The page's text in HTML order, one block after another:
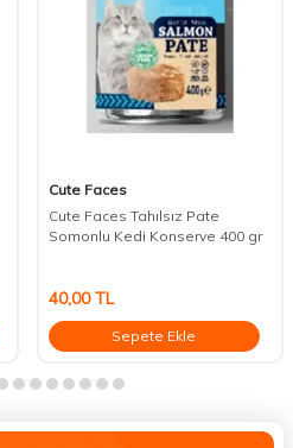
Cute Faces
Cute Faces Tahılsız Pate
Somonlu Kedi Konserve 400 gr
40,00TL
Sepete Ekle